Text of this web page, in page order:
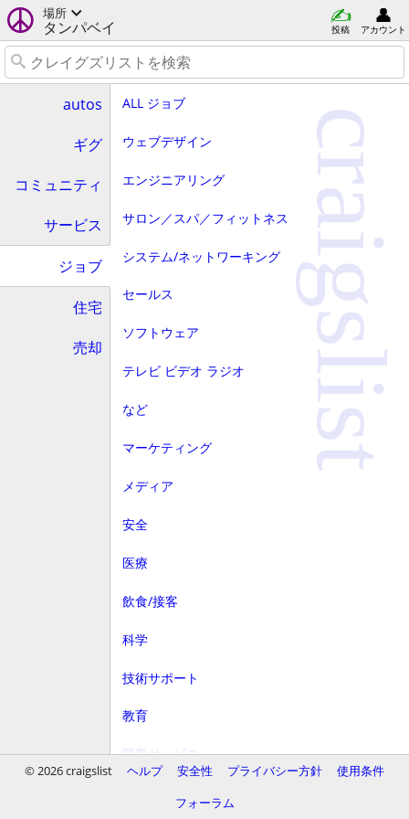
場所
タンパベイ 投稿 アカウント
autos
ギグ
コミュニティ
サービス
ジョブ
住宅
売却
ALL ジョブ
ウェブデザイン
エンジニアリング
サロン／スパ／フィットネス
システム/ネットワーキング
セールス
ソフトウェア
テレビ ビデオ ラジオ
など
マーケティング
メディア
安全
医療
飲食/接客
科学
技術サポート
教育
顧客サービス
craigslist
© 2026 craigslist ヘルプ 安全性 プライバシー方針
使用条件
フォーラム